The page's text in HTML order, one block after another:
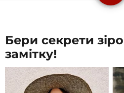
Бери секрети
замітку!